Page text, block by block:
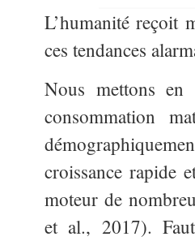
L’humanité reçoit
ces tendances
Nous mettons
consommation
croissance rapide
moteur de
et al., 2017).